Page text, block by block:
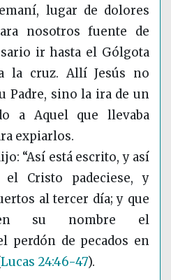
lugar de dolores
nosotros fuente de
ir hasta el Gólgota
la cruz. Allí Jesús no
Padre, sino la ira de un
a Aquel que llevaba
expiarlos.
“Así está escrito, y así
Cristo padeciese, y
al tercer día; y que
su nombre el
perdón de pecados en
Lucas 24:46-47).